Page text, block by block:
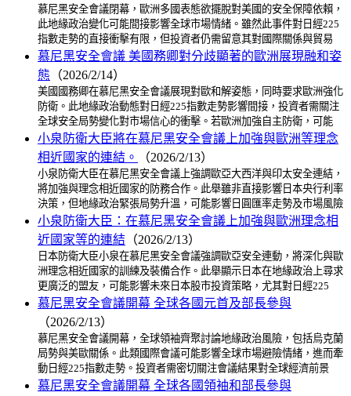
慕尼黑安全會議閉幕，歐洲多國表態欲擺脫對美國的安全保障依賴，
此地緣政治變化可能間接影響全球市場情緒。雖然此事件對日經225
指數走勢的直接衝擊有限，但投資者仍需留意其對國際關係與貿易
慕尼黑安全會議 美國務卿對分歧顯著的歐洲展現融和姿
態 （2026/2/14）
美國國務卿在慕尼黑安全會議展現對歐和解姿態，同時要求歐洲強化
防衛。此地緣政治動態對日經225指數走勢影響間接，投資者需關注
全球安全局勢變化對市場信心的衝擊。若歐洲加強自主防衛，可能
小泉防衛大臣將在慕尼黑安全會議上加強與歐洲等理念
相近國家的連結。
（2026/2/13）
小泉防衛大臣在慕尼黑安全會議上強調歐亞大西洋與印太安全連結，
將加強與理念相近國家的防務合作。此舉雖非直接影響日本央行利率
決策，但地緣政治緊張局勢升溫，可能影響日圓匯率走勢及市場風險
小泉防衛大臣：在慕尼黑安全會議上加強與歐洲理念相
近國家等的連結 （2026/2/13）
日本防衛大臣小泉在慕尼黑安全會議強調歐亞安全連動，將深化與歐
洲理念相近國家的訓練及裝備合作。此舉顯示日本在地緣政治上尋求
更廣泛的盟友，可能影響未來日本股市投資策略，尤其對日經225
慕尼黑安全會議開幕 全球各國元首及部長參與
（2026/2/13）
慕尼黑安全會議開幕，全球領袖齊聚討論地緣政治風險，包括烏克蘭
局勢與美歐關係。此類國際會議可能影響全球市場避險情緒，進而牽
動日經225指數走勢。投資者需密切關注會議結果對全球經濟前景
慕尼黑安全會議開幕 全球各國領袖和部長參與